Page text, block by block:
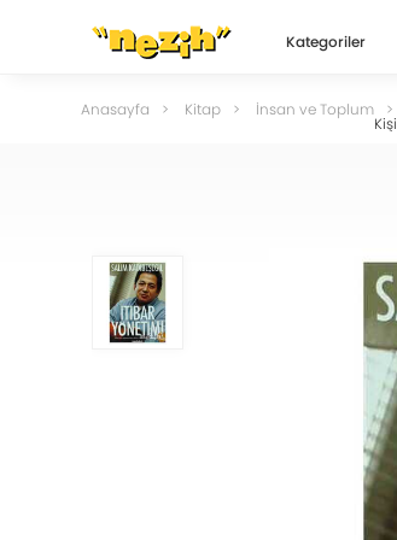
Kategoriler
Anasayfa Kitap İnsan ve Toplum